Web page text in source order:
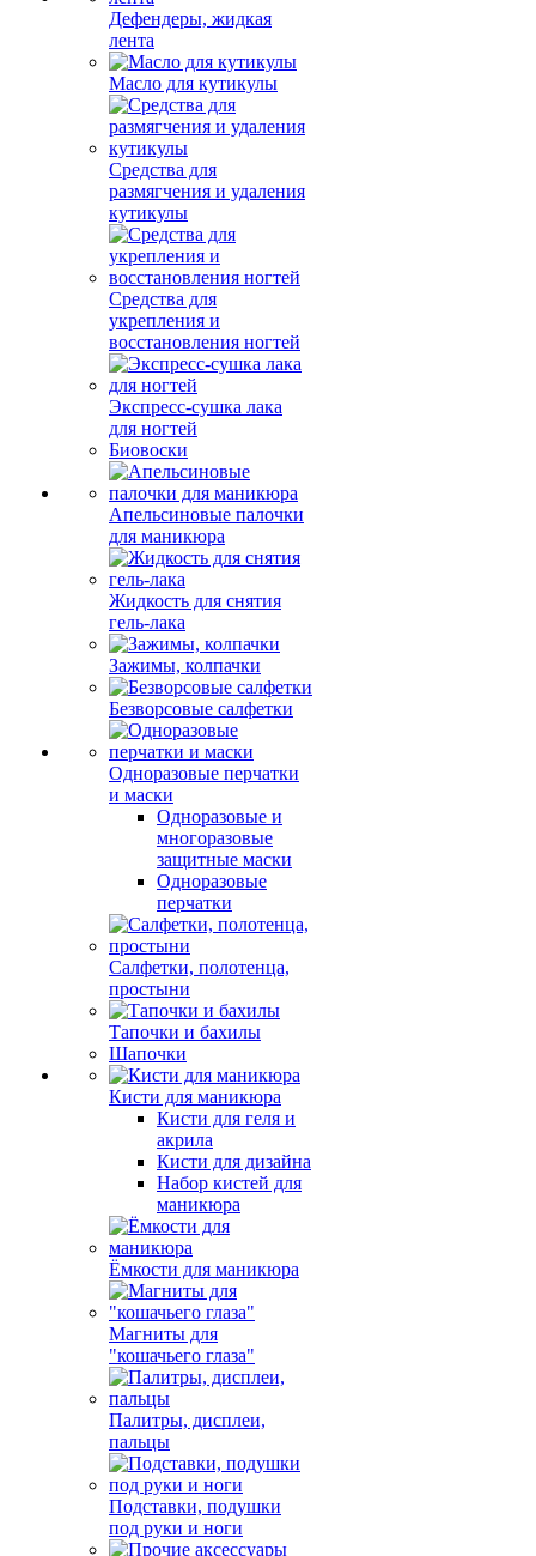
Дефендеры, жидкая
лента
Масло для кутикулы
Средства для
размягчения и удаления
кутикулы
Средства для
укрепления и
восстановления ногтей
Экспресс-сушка лака
для ногтей
Биовоски
Апельсиновые палочки
для маникюра
Жидкость для снятия
гель-лака
Зажимы, колпачки
Безворсовые салфетки
Одноразовые перчатки
и маски
Одноразовые и
многоразовые
защитные маски
Одноразовые
перчатки
Салфетки, полотенца,
простыни
Тапочки и бахилы
Шапочки
Кисти для маникюра
Кисти для геля и
акрила
Кисти для дизайна
Набор кистей для
маникюра
Ёмкости для маникюра
Магниты для
"кошачьего глаза"
Палитры, дисплеи,
пальцы
Подставки, подушки
под руки и ноги